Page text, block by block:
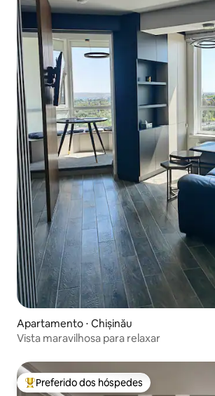
Apartamento ⋅ Chișinău
Vista maravilhosa para relaxar
Entre os melhores preferidos dos hóspedes
Preferido dos hóspedes